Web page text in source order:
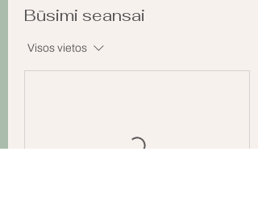
Būsimi seansai
Visos vietos